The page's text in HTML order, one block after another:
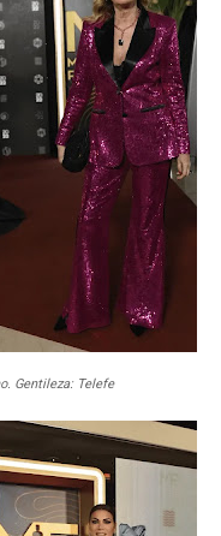
Gentileza: Telefe